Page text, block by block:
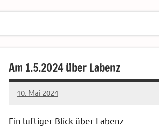
Am 1.5.2024 über Labenz
10. Mai 2024
Sven
Ein luftiger Blick über Labenz